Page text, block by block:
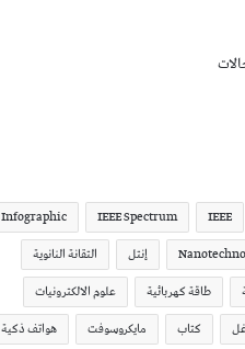
IEEE
IEEE Spectrum
Infographic
إنتل
التقانة النانوية
طاقة كهربائية
علوم الالكترونيات
كتاب مايكروسوفت هواتف ذكية